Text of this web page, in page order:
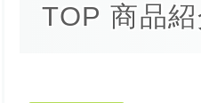
TOP 商品